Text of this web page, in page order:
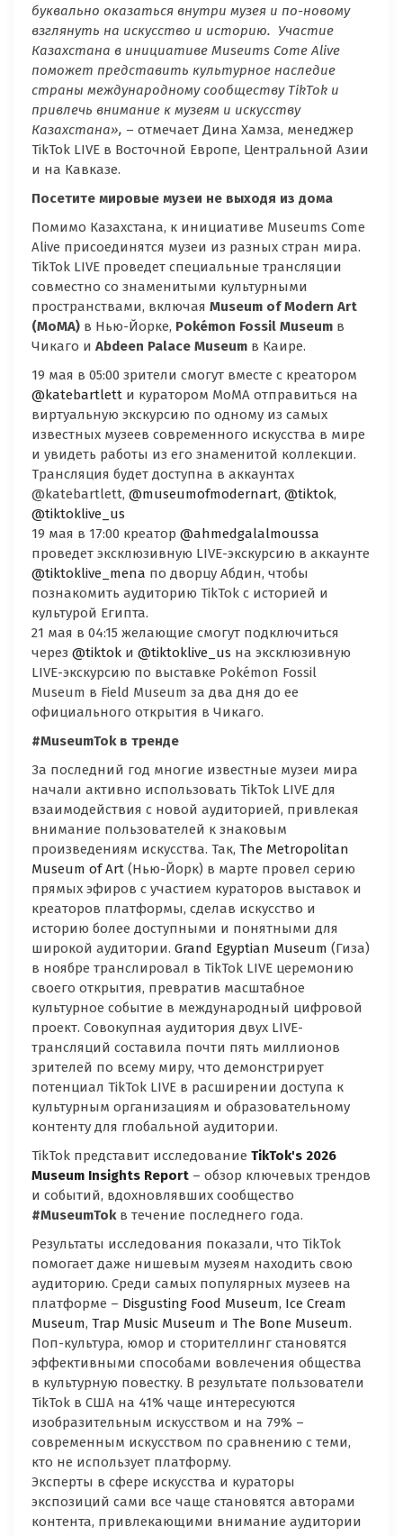
буквально оказаться внутри музея и по-новому
взглянуть на искусство и историю. Участие
Казахстана в инициативе Museums Come Alive
поможет представить культурное наследие
страны международному сообществу TikTok и
привлечь внимание к музеям и искусству
Казахстана», – отмечает Дина Хамза, менеджер
TikTok LIVE в Восточной Европе, Центральной Азии
и на Кавказе.
Посетите мировые музеи не выходя из дома
Помимо Казахстана, к инициативе Museums Come
Alive присоединятся музеи из разных стран мира.
TikTok LIVE проведет специальные трансляции
совместно со знаменитыми культурными
пространствами, включая Museum of Modern Art
(MoMA) в Нью-Йорке, Pokémon Fossil Museum в
Чикаго и Abdeen Palace Museum в Каире.
19 мая в 05:00 зрители смогут вместе с креатором
@katebartlett и куратором MoMA отправиться на
виртуальную экскурсию по одному из самых
известных музеев современного искусства в мире
и увидеть работы из его знаменитой коллекции.
Трансляция будет доступна в аккаунтах
@katebartlett, @museumofmodernart, @tiktok,
@tiktoklive_us
19 мая в 17:00 креатор @ahmedgalalmoussa
проведет эксклюзивную LIVE-экскурсию в аккаунте
@tiktoklive_mena по дворцу Абдин, чтобы
познакомить аудиторию TikTok с историей и
культурой Египта.
21 мая в 04:15 желающие смогут подключиться
через @tiktok и @tiktoklive_us на эксклюзивную
LIVE-экскурсию по выставке Pokémon Fossil
Museum в Field Museum за два дня до ее
официального открытия в Чикаго.
#MuseumTokв тренде
За последний год многие известные музеи мира
начали активно использовать TikTok LIVE для
взаимодействия с новой аудиторией, привлекая
внимание пользователей к знаковым
произведениям искусства. Так, The Metropolitan
Museum of Art (Нью-Йорк) в марте провел серию
прямых эфиров с участием кураторов выставок и
креаторов платформы, сделав искусство и
историю более доступными и понятными для
широкой аудитории. Grand Egyptian Museum (Гиза)
в ноябре транслировал в TikTok LIVE церемонию
своего открытия, превратив масштабное
культурное событие в международный цифровой
проект. Совокупная аудитория двух LIVE-
трансляций составила почти пять миллионов
зрителей по всему миру, что демонстрирует
потенциал TikTok LIVE в расширении доступа к
культурным организациям и образовательному
контенту для глобальной аудитории.
TikTok представит исследование TikTok's 2026
Museum Insights Report – обзор ключевых трендов
и событий, вдохновлявших сообщество
#MuseumTokв течение последнего года.
Результаты исследования показали, что TikTok
помогает даже нишевым музеям находить свою
аудиторию. Среди самых популярных музеев на
платформе – Disgusting Food Museum, Ice Cream
Museum, Trap Music Museum и The Bone Museum.
Поп-культура, юмор и сторителлинг становятся
эффективными способами вовлечения общества
в культурную повестку. В результате пользователи
TikTok в США на 41% чаще интересуются
изобразительным искусством и на 79% –
современным искусством по сравнению с теми,
кто не использует платформу.
Эксперты в сфере искусства и кураторы
экспозиций сами все чаще становятся авторами
контента, привлекающими внимание аудитории